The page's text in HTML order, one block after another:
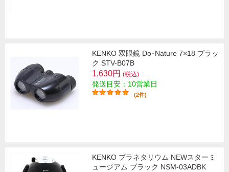
KENKO 双眼鏡 Do･Nature 7×18 ブラッ
ク STV-B07B
1,630円 (税込)
発送目安：10営業日
(2件)
KENKO プラネタリウム NEWスターミ
ュージアム ブラック NSM-03ADBK